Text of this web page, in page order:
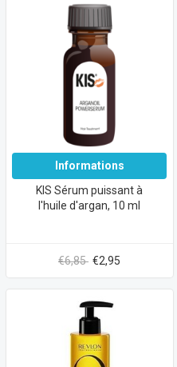
Informations
KIS Sérum puissant à
l'huile d'argan, 10 ml
€6,85 €2,95